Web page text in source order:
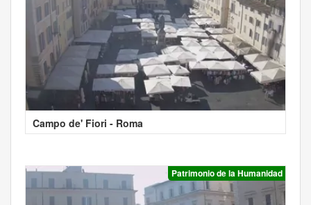
Campo de' Fiori - Roma
Patrimonio de la Humanidad